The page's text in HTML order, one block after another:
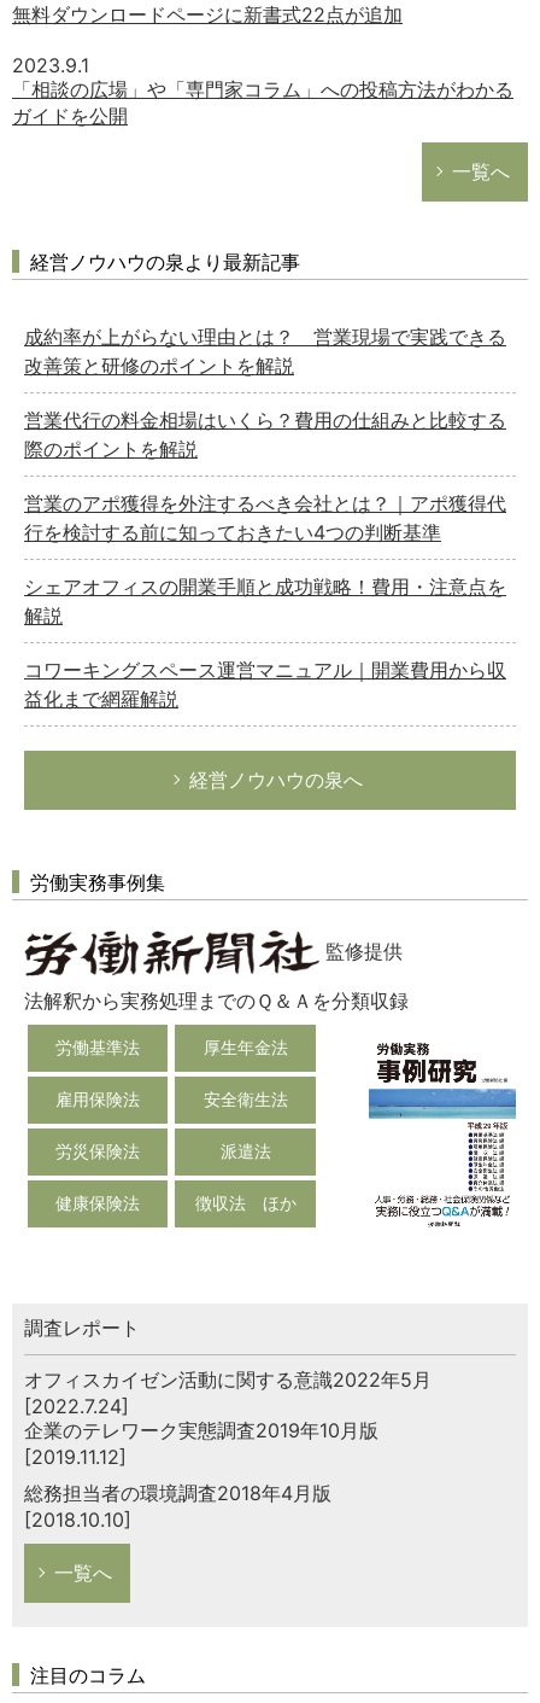
無料ダウンロードページに新書式22点が追加
2023.9.1
「相談の広場」や「専門家コラム」への投稿方法がわかる
ガイドを公開
一覧へ
経営ノウハウの泉より最新記事
成約率が上がらない理由とは？ 営業現場で実践できる
改善策と研修のポイントを解説
営業代行の料金相場はいくら？費用の仕組みと比較する
際のポイントを解説
営業のアポ獲得を外注するべき会社とは？｜アポ獲得代
行を検討する前に知っておきたい4つの判断基準
シェアオフィスの開業手順と成功戦略！費用・注意点を
解説
コワーキングスペース運営マニュアル｜開業費用から収
益化まで網羅解説
経営ノウハウの泉へ
労働実務事例集
監修提供
法解釈から実務処理までのＱ＆Ａを分類収録
労働基準法 厚生年金法
雇用保険法 安全衛生法
労災保険法 派遣法
健康保険法 徴収法 ほか
調査レポート
オフィスカイゼン活動に関する意識2022年5月
[2022.7.24]
企業のテレワーク実態調査2019年10月版
[2019.11.12]
総務担当者の環境調査2018年4月版
[2018.10.10]
一覧へ
注目のコラム